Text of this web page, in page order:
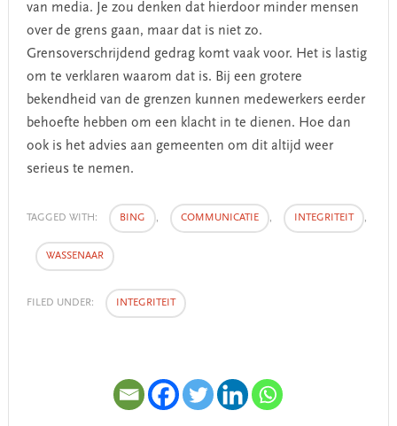
van media. Je zou denken dat hierdoor minder mensen
over de grens gaan, maar dat is niet zo.
Grensoverschrijdend gedrag komt vaak voor. Het is lastig
om te verklaren waarom dat is. Bij een grotere
bekendheid van de grenzen kunnen medewerkers eerder
behoefte hebben om een klacht in te dienen. Hoe dan
ook is het advies aan gemeenten om dit altijd weer
serieus te nemen.
TAGGED WITH: BING , COMMUNICATIE , INTEGRITEIT ,
WASSENAAR
FILED UNDER: INTEGRITEIT